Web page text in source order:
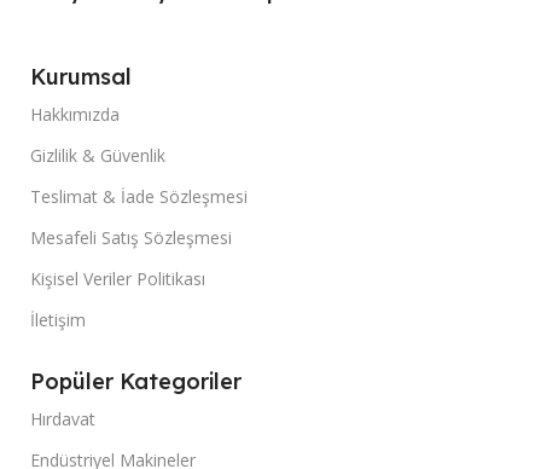
Kurumsal
Hakkımızda
Gizlilik & Güvenlik
Teslimat & İade Sözleşmesi
Mesafeli Satış Sözleşmesi
Kişisel Veriler Politikası
İletişim
Popüler Kategoriler
Hırdavat
Endüstriyel Makineler